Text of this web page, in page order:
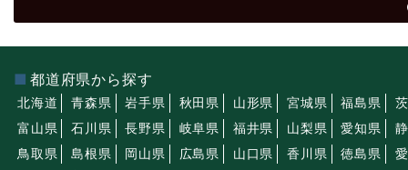
都道府県から探す
北海道 青森県 岩手県 秋田県 山形県 宮城県 福島県
富山県
石川県 長野県 岐阜県 福井県 山梨県 愛知県
鳥取県
島根県 岡山県 広島県 山口県 香川県 徳島県